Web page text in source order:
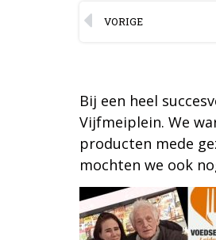
VORIGE
Bij een heel
Vijfmeiplein. We
producten mede
mochten we ook